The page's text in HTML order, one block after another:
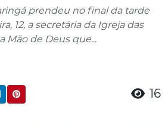
prendeu no final da tarde
12, a secretária da Igreja das
Mão de Deus que...
16